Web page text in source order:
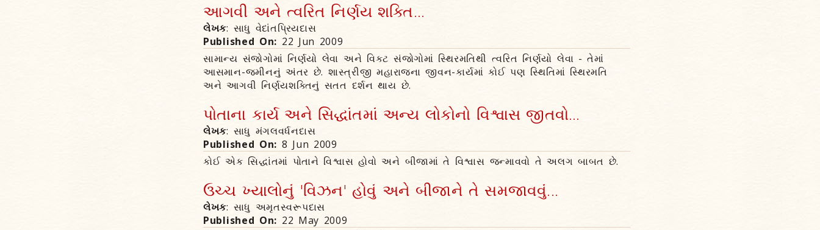
આગવી અને ત્વરિત નિર્ણય શક્તિ...
લેખક: સાધુ વેદાંતપ્રિયદાસ
Published On: 22 Jun 2009
સામાન્ય સંજોગોમાં નિર્ણયો લેવા અને વિકટ સંજોગોમાં સ્થિરમતિથી ત્વરિત નિર્ણયો લેવા - તેમાં
આસમાન-જમીનનું અંતર છે. શાસ્ત્રીજી મહારાજના જીવન-કાર્યમાં કોઈ પણ સ્થિતિમાં સ્થિરમતિ
અને આગવી નિર્ણયશક્તિનું સતત દર્શન થાય છે.
પોતાના કાર્ય અને સિદ્ધાંતમાં અન્ય લોકોનો વિશ્વાસ જીતવો...
લેખક: સાધુ મંગલવર્ધનદાસ
Published On: 8 Jun 2009
કોઈ એક સિદ્ધાંતમાં પોતાને વિશ્વાસ હોવો અને બીજામાં તે વિશ્વાસ જન્માવવો તે અલગ બાબત છે.
ઉચ્ચ ખ્યાલોનું 'વિઝન' હોવું અને બીજાને તે સમજાવવું...
લેખક: સાધુ અમૃતસ્વરૂપદાસ
Published On: 22 May 2009